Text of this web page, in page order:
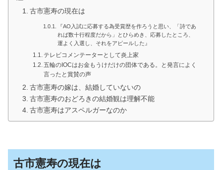
古市憲寿の現在は
『AO入試に応募する為受賞歴を作ろうと思い、「詩であ
れば数十行程度だから」とひらめき、応募したところ、
運よく入選し、それをアピールした』
テレビコメンテーターとして炎上家
五輪のIOCはお金もうけだけの団体である。と発言によく
言ったと賞賛の声
古市憲寿の嫁は、結婚していないの
古市憲寿のおどろきの結婚観は理解不能
古市憲寿はアスペルガーなのか
古市憲寿の現在は